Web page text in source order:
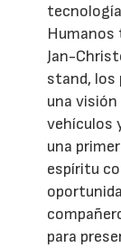
Humanos
Jan-
stand, los
una
vehículos
una
espíritu
para